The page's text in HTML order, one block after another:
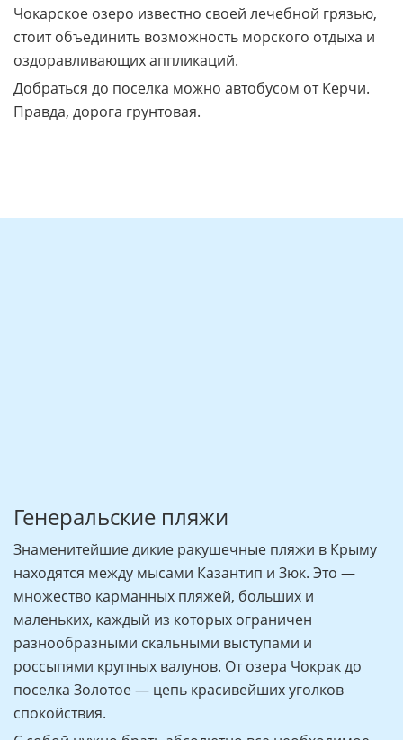
Чокарское озеро известно своей лечебной грязью,
стоит объединить возможность морского отдыха и
оздоравливающих аппликаций.
Добраться до поселка можно автобусом от Керчи.
Правда, дорога грунтовая.
Генеральские пляжи
Знаменитейшие дикие ракушечные пляжи в Крыму
находятся между мысами Казантип и Зюк. Это —
множество карманных пляжей, больших и
маленьких, каждый из которых ограничен
разнообразными скальными выступами и
россыпями крупных валунов. От озера Чокрак до
поселка Золотое — цепь красивейших уголков
спокойствия.